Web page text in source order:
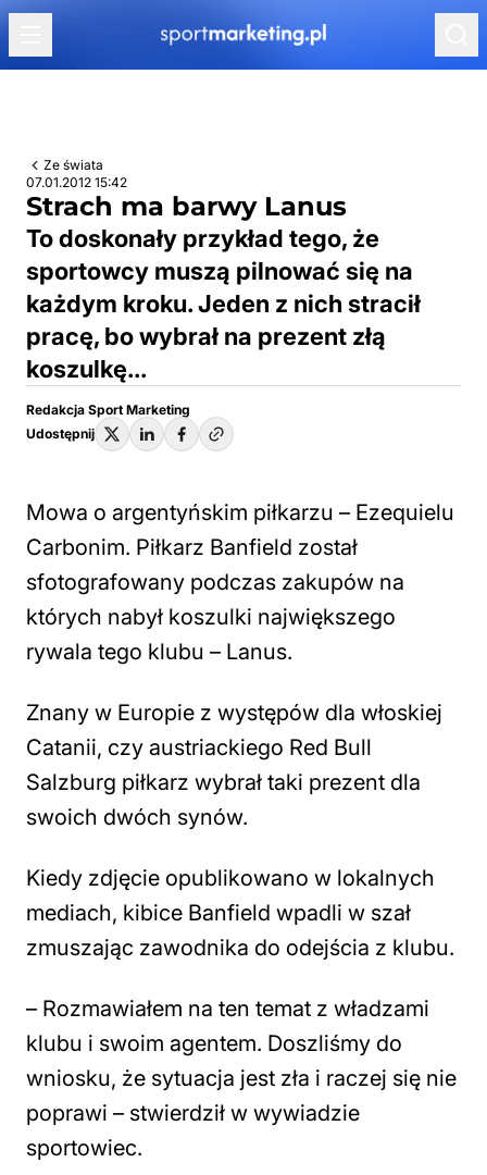
Przejdź do treści
Ze świata
07.01.2012 15:42
Strach ma barwy Lanus
To doskonały przykład tego, że
sportowcy muszą pilnować się na
każdym kroku. Jeden z nich stracił
pracę, bo wybrał na prezent złą
koszulkę...
Redakcja Sport Marketing
Udostępnij
Mowa o argentyńskim piłkarzu – Ezequielu
Carbonim. Piłkarz Banfield został
sfotografowany podczas zakupów na
których nabył koszulki największego
rywala tego klubu – Lanus.
Znany w Europie z występów dla włoskiej
Catanii, czy austriackiego Red Bull
Salzburg piłkarz wybrał taki prezent dla
swoich dwóch synów.
Kiedy zdjęcie opublikowano w lokalnych
mediach, kibice Banfield wpadli w szał
zmuszając zawodnika do odejścia z klubu.
– Rozmawiałem na ten temat z władzami
klubu i swoim agentem. Doszliśmy do
wniosku, że sytuacja jest zła i raczej się nie
poprawi – stwierdził w wywiadzie
sportowiec.